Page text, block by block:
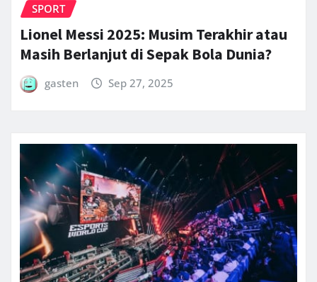
SPORT
Lionel Messi 2025: Musim Terakhir atau
Masih Berlanjut di Sepak Bola Dunia?
gasten Sep 27, 2025